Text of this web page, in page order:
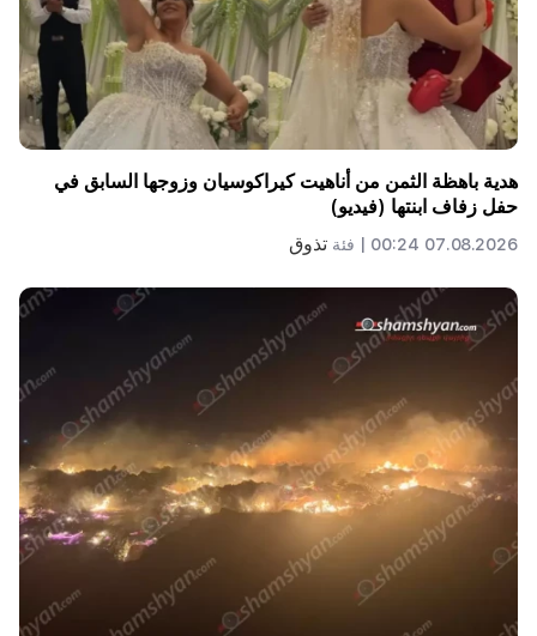
هدية باهظة الثمن من أناهيت كيراكوسيان وزوجها السابق في
حفل زفاف ابنتها (فيديو)
07.08.2026 00:24 | فئة تذوق